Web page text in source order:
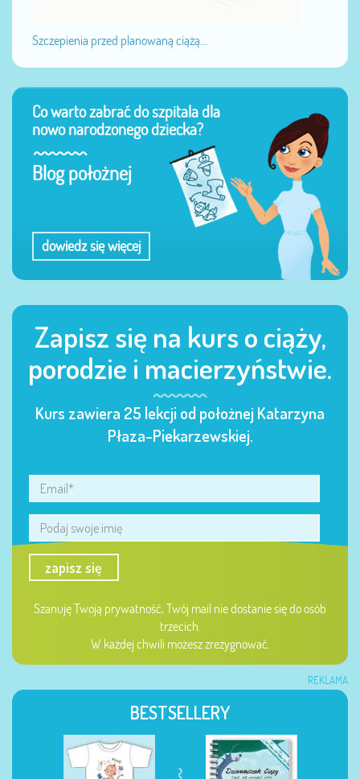
Szczepienia przed planowaną ciążą...
Co warto zabrać do szpitala dla
nowo narodzonego dziecka?
Blog położnej
dowiedz się więcej
Zapisz się na kurs o ciąży,
porodzie i macierzyństwie.
Kurs zawiera 25 lekcji od położnej Katarzyna
Płaza-Piekarzewskiej.
zapisz się
Szanuję Twoją prywatność, Twój mail nie dostanie się do osób
trzecich.
W każdej chwili możesz zrezygnować.
REKLAMA
BESTSELLERY